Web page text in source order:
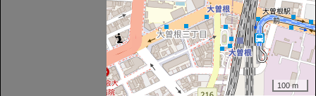
100 m